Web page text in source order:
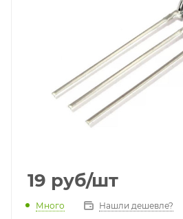
19 руб/шт
Много Нашли дешевле?